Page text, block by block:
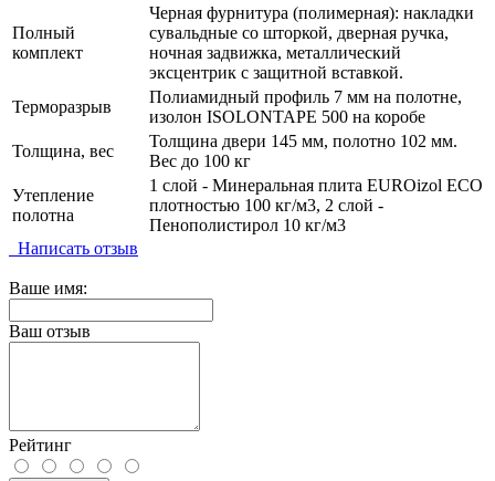
Полный
комплект
Черная фурнитура (полимерная): накладки
сувальдные со шторкой, дверная ручка,
ночная задвижка, металлический
эксцентрик с защитной вставкой.
Терморазрыв
Полиамидный профиль 7 мм на полотне,
изолон ISOLONTAPE 500 на коробе
Толщина, вес
Толщина двери 145 мм, полотно 102 мм.
Вес до 100 кг
Утепление
полотна
1 слой - Минеральная плита EUROizol ECO
плотностью 100 кг/м3, 2 слой -
Пенополистирол 10 кг/м3
Написать отзыв
Ваше имя:
Ваш отзыв
Рейтинг